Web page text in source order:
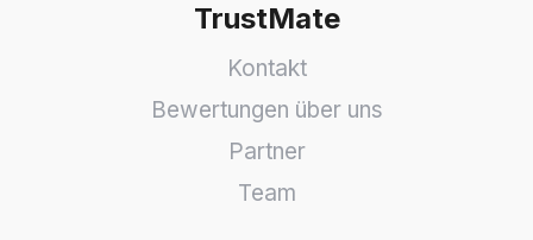
TrustMate
Kontakt
Bewertungen über uns
Partner
Team